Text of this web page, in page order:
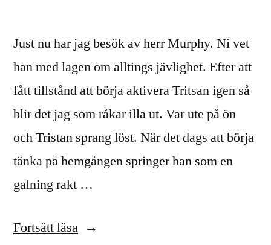
Just nu har jag besök av herr Murphy. Ni vet
han med lagen om alltings jävlighet. Efter att
fått tillstånd att börja aktivera Tritsan igen så
blir det jag som råkar illa ut. Var ute på ön
och Tristan sprang löst. När det dags att börja
tänka på hemgången springer han som en
galning rakt …
Fortsätt läsa ”Jag